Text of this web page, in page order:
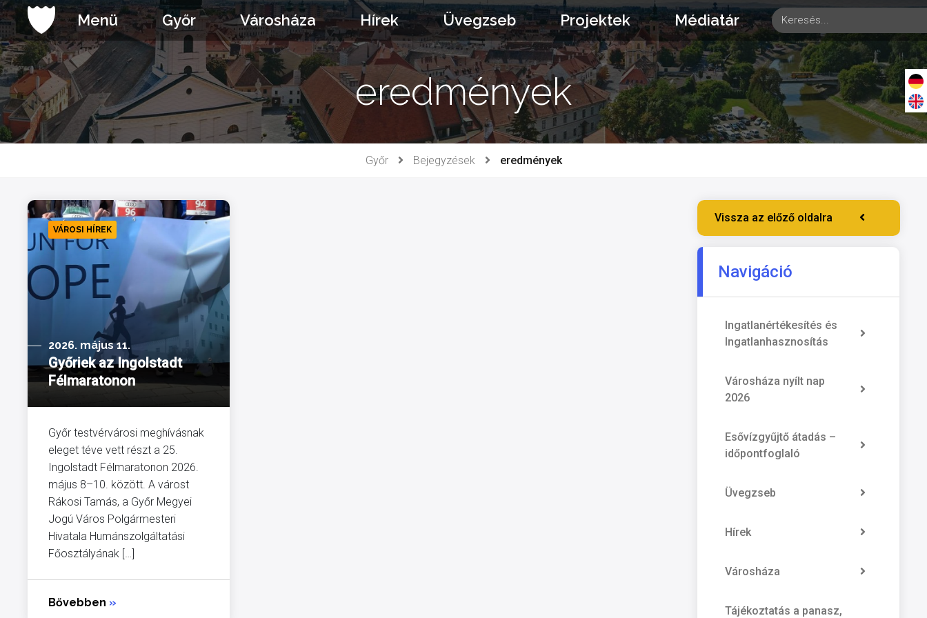
Ugrás
a
tartalomhoz
Menü Győr Városháza Hírek Üvegzseb Projektek Médiatár
eredmények
Győr Bejegyzések eredmények
VÁROSI HÍREK
2026. május 11.
Győriek az Ingolstadt
Félmaratonon
Győr testvérvárosi meghívásnak
eleget téve vett részt a 25.
Ingolstadt Félmaratonon 2026.
május 8–10. között. A várost
Rákosi Tamás, a Győr Megyei
Jogú Város Polgármesteri
Hivatala Humánszolgáltatási
Főosztályának […]
Bővebben »
Vissza az előző oldalra
Navigáció
Ingatlanértékesítés és
Ingatlanhasznosítás
Városháza nyílt nap
2026
Esővízgyűjtő átadás –
időpontfoglaló
Üvegzseb
Hírek
Városháza
Tájékoztatás a panasz,